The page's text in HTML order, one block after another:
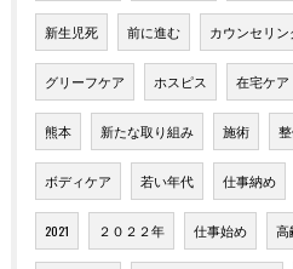
新生児死 前に進む カウンセリン
グリーフケア ホスピス 在宅ケア
熊本 新たな取り組み 施術
ボディケア 若い年代 仕事納め
2021 ２０２２年 仕事始め 高